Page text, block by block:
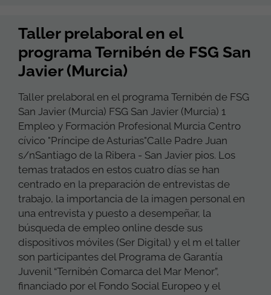
Taller prelaboral en el
programa Ternibén de FSG San
Javier (Murcia)
Taller prelaboral en el programa Ternibén de FSG
San Javier (Murcia) FSG San Javier (Murcia) 1
Empleo y Formación Profesional Murcia Centro
cívico "Príncipe de Asturias"Calle Padre Juan
s/nSantiago de la Ribera - San Javier pios. Los
temas tratados en estos cuatro días se han
centrado en la preparación de entrevistas de
trabajo, la importancia de la imagen personal en
una entrevista y puesto a desempeñar, la
búsqueda de empleo online desde sus
dispositivos móviles (Ser Digital) y el m el taller
son participantes del Programa de Garantía
Juvenil “Ternibén Comarca del Mar Menor”,
financiado por el Fondo Social Europeo y el